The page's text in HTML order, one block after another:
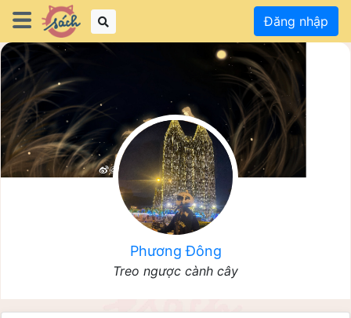
Đăng nhập
Phương Đông
Treo ngược cành cây